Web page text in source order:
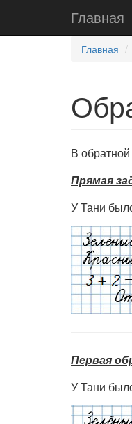
Главная
Главная
В
Прямая
У Тани
Первая
У Тани